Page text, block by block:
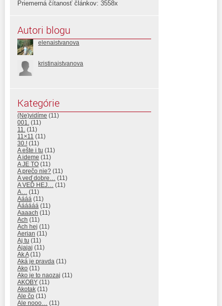
Priemerná čítanosť článkov: 3558x
Autori blogu
elenaistvanova
kristinaistvanova
Kategórie
(Ne)vidíme (11)
001. (11)
11. (11)
11×11 (11)
30.! (11)
A ešte i tu (11)
A ideme (11)
A JE TO (11)
A prečo nie? (11)
A veď dobre… (11)
A VEĎ HEJ… (11)
A… (11)
Aááá (11)
Áááááá (11)
Aaaach (11)
Ach (11)
Ach hej (11)
Aerian (11)
Aj tu (11)
Ajajaj (11)
Ak A(11)
Aká je pravda (11)
Ako (11)
Ako je to naozaj (11)
AKOBY (11)
Akotak (11)
Ale čo (11)
Ale nooo… (11)